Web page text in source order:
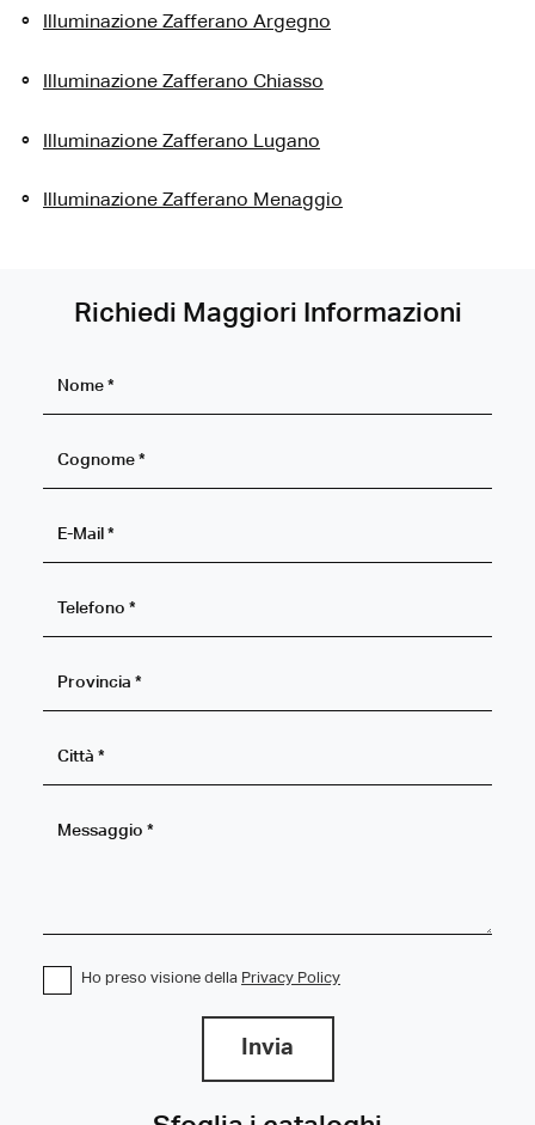
Illuminazione Zafferano Argegno
Illuminazione Zafferano Chiasso
Illuminazione Zafferano Lugano
Illuminazione Zafferano Menaggio
Richiedi Maggiori Informazioni
Ho preso visione della Privacy Policy
Invia